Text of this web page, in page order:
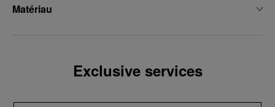
Matériau
Exclusive services